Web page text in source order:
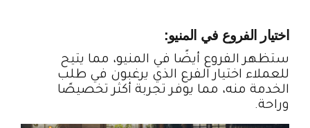
اختيار الفروع في المنيو:
ستظهر الفروع أيضًا في المنيو، مما يتيح
للعملاء اختيار الفرع الذي يرغبون في طلب
الخدمة منه، مما يوفر تجربة أكثر تخصيصًا
وراحة.